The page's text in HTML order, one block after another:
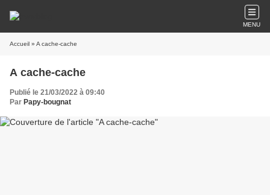
MENU
Accueil » A cache-cache
A cache-cache
Publié le 21/03/2022 à 09:40
Par Papy-bougnat